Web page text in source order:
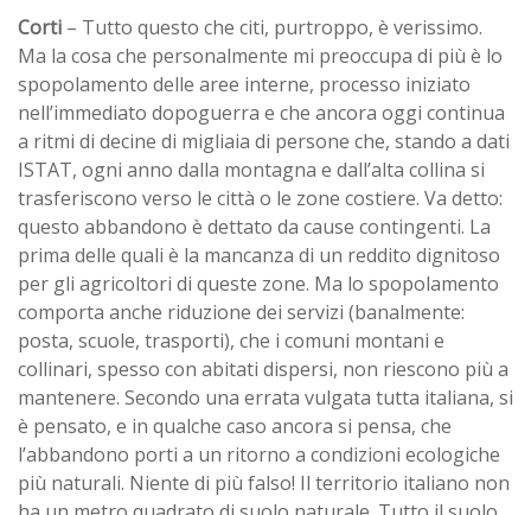
Corti – Tutto questo che citi, purtroppo, è verissimo.
Ma la cosa che personalmente mi preoccupa di più è lo
spopolamento delle aree interne, processo iniziato
nell’immediato dopoguerra e che ancora oggi continua
a ritmi di decine di migliaia di persone che, stando a dati
ISTAT, ogni anno dalla montagna e dall’alta collina si
trasferiscono verso le città o le zone costiere. Va detto:
questo abbandono è dettato da cause contingenti. La
prima delle quali è la mancanza di un reddito dignitoso
per gli agricoltori di queste zone. Ma lo spopolamento
comporta anche riduzione dei servizi (banalmente:
posta, scuole, trasporti), che i comuni montani e
collinari, spesso con abitati dispersi, non riescono più a
mantenere. Secondo una errata vulgata tutta italiana, si
è pensato, e in qualche caso ancora si pensa, che
l’abbandono porti a un ritorno a condizioni ecologiche
più naturali. Niente di più falso! Il territorio italiano non